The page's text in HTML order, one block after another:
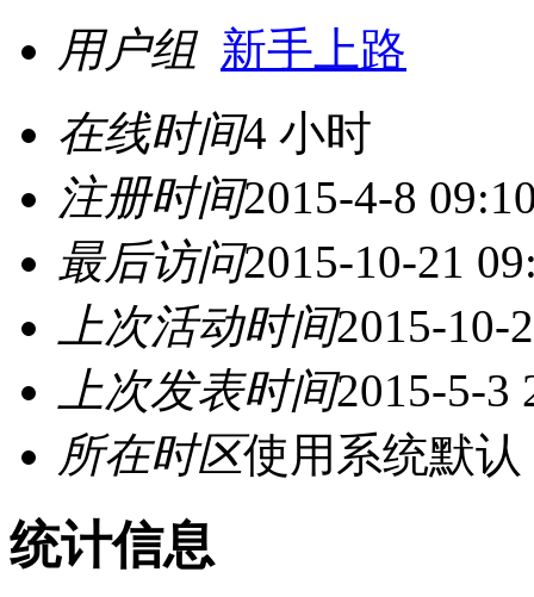
用户组 新手上路
在线时间4 小时
注册时间2015-4-8
最后访问2015-10-21
上次活动时间2015-10-
上次发表时间2015-5-3
所在时区使用系统默认
统计信息